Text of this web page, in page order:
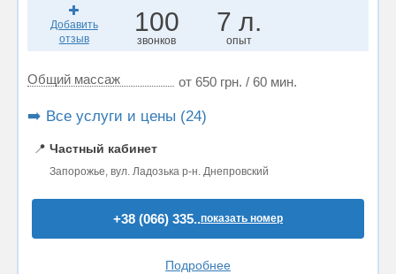
Добавить
отзыв
100
звонков
7 л.
опыт
Общий массаж от 650 грн. / 60 мин.
➡️ Все услуги и цены (24)
📍 Частный кабинет
Запорожье, вул. Ладозька р-н. Днепровский
+38 (066) 335..показать номер
Подробнее